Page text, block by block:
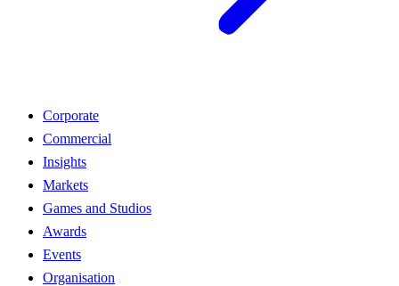
Corporate
Commercial
Insights
Markets
Games and Studios
Awards
Events
Organisation